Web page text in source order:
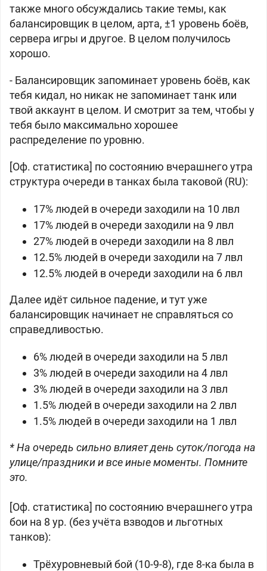
также много обсуждались такие темы, как
балансировщик в целом, арта, ±1 уровень боёв,
сервера игры и другое. В целом получилось
хорошо.
- Балансировщик запоминает уровень боёв, как
тебя кидал, но никак не запоминает танк или
твой аккаунт в целом. И смотрит за тем, чтобы у
тебя было максимально хорошее
распределение по уровню.
[Оф. статистика] по состоянию вчерашнего утра
структура очереди в танках была таковой (RU):
17% людей в очереди заходили на 10 лвл
17% людей в очереди заходили на 9 лвл
27% людей в очереди заходили на 8 лвл
12.5% людей в очереди заходили на 7 лвл
12.5% людей в очереди заходили на 6 лвл
Далее идёт сильное падение, и тут уже
балансировщик начинает не справляться со
справедливостью.
6% людей в очереди заходили на 5 лвл
3% людей в очереди заходили на 4 лвл
3% людей в очереди заходили на 3 лвл
1.5% людей в очереди заходили на 2 лвл
1.5% людей в очереди заходили на 1 лвл
* На очередь сильно влияет день суток/погода на
улице/праздники и все иные моменты. Помните
это.
[Оф. статистика] по состоянию вчерашнего утра
бои на 8 ур. (без учёта взводов и льготных
танков):
Трёхуровневый бой (10-9-8), где 8-ка была в